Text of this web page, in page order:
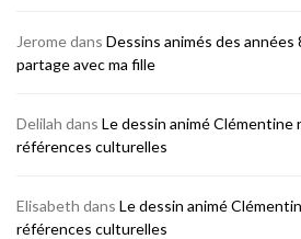
Jeromedans Dessins animés des années
partage avec ma fille
Delilah dans Le dessin animé Clémentine
références culturelles
Elisabeth dans Le dessin animé
références culturelles